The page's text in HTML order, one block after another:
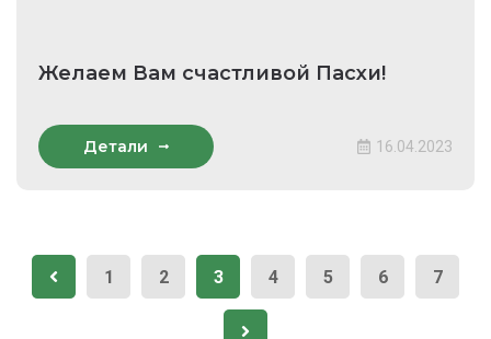
Желаем Вам счастливой Пасхи!
Детали 16.04.2023
1 2 3 4 5 6 7